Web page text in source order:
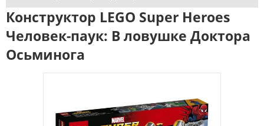
Конструктор LEGO Super Heroes
Человек-паук: В ловушке Доктора
Осьминога